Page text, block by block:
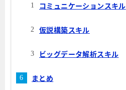
コミュニケーションスキル
仮説構築スキル
ビッグデータ解析スキル
まとめ